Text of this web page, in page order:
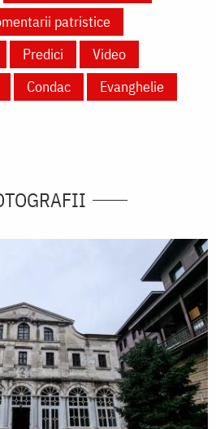
patristice
Predici
Video
Condac
Evanghelie